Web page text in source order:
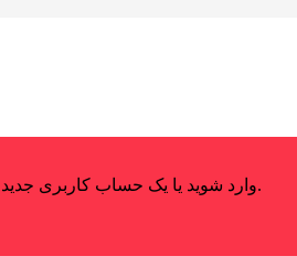
وارد شوید یا یک حساب کاربری جدید ایجاد کنید.